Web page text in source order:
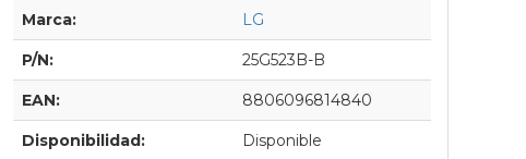
Marca: LG
P/N: 25G523B-B
EAN: 8806096814840
Disponibilidad: Disponible